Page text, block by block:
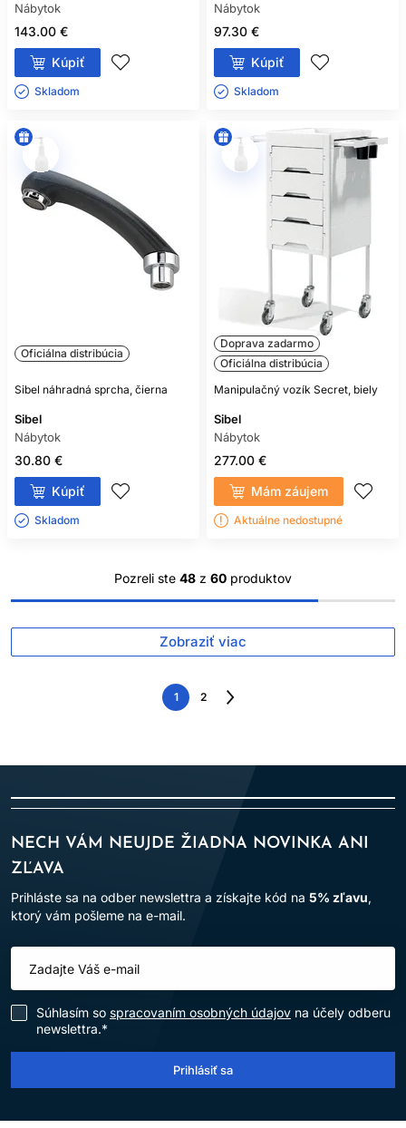
Nábytok
143.00 €
Kúpiť
Skladom ㅤ
Nábytok
97.30 €
Kúpiť
Skladom ㅤ
Oficiálna distribúcia
Sibel náhradná sprcha, čierna
Sibel
Nábytok
30.80 €
Kúpiť
Skladom ㅤ
Doprava zadarmo
Oficiálna distribúcia
Manipulačný vozík Secret, biely
Sibel
Nábytok
277.00 €
Mám záujem
Aktuálne nedostupné
Pozreli ste 48 z 60 produktov
Zobraziť viac
1 2
Nasledujúca
NECH VÁM NEUJDE ŽIADNA NOVINKA ANI
ZĽAVA
Prihláste sa na odber newslettra a získajte kód na 5% zľavu,
ktorý vám pošleme na e-mail.
Súhlasím so spracovaním osobných údajov na účely odberu
newslettra.*
Prihlásiť sa